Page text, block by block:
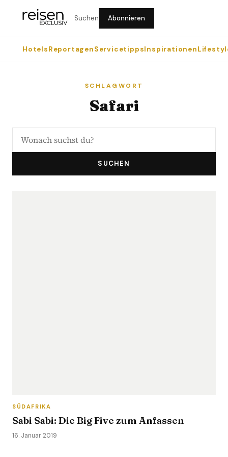
Suchen Abonnieren
HotelsReportagenServicetippsInspirationen
SCHLAGWORT
Safari
SUCHEN
SÜDAFRIKA
Sabi Sabi: Die Big Five zum Anfassen
16. Januar 2019